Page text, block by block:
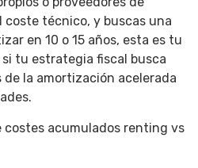
técnico, y buscas una
en 10 o 15 años, esta es tu
si tu estrategia fiscal busca
de la amortización acelerada